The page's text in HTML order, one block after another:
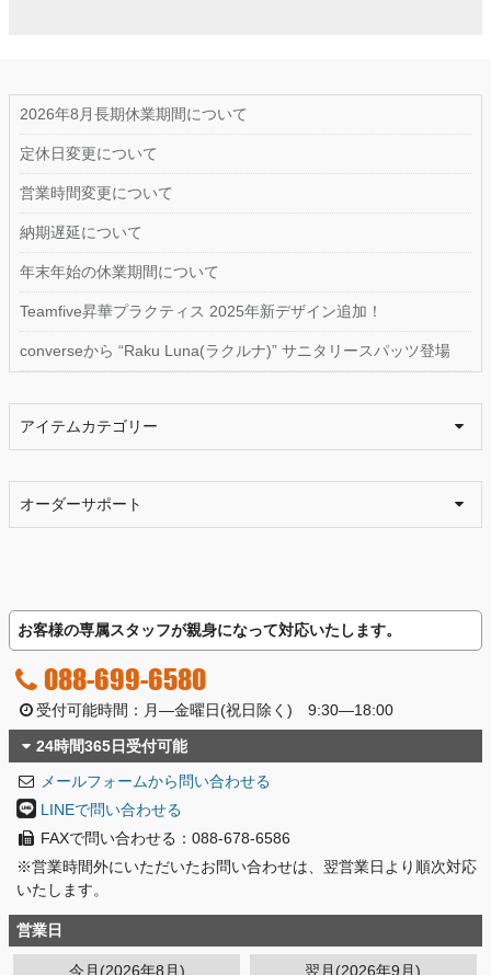
2026年8月長期休業期間について
定休日変更について
営業時間変更について
納期遅延について
年末年始の休業期間について
Teamfive昇華プラクティス 2025年新デザイン追加！
converseから “Raku Luna(ラクルナ)” サニタリースパッツ登場
アイテムカテゴリー
オーダーサポート
お客様の専属スタッフが親身になって対応いたします。
088-699-6580
受付可能時間：月―金曜日(祝日除く) 9:30―18:00
24時間365日受付可能
メールフォームから問い合わせる
LINEで問い合わせる
FAXで問い合わせる：088-678-6586
※営業時間外にいただいたお問い合わせは、翌営業日より順次対応
いたします。
営業日
今月(2026年8月) 翌月(2026年9月)